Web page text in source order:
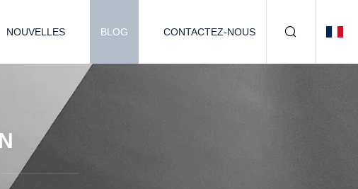
NOUVELLES BLOG CONTACTEZ-NOUS